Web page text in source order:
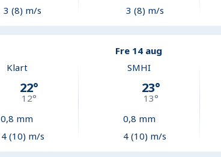
3 (8) m/s
3 (8) m/s
Fre 14 aug
Klart
22°
12°
0,8 mm
4 (10) m/s
SMHI
23°
13°
0,8 mm
4 (10) m/s